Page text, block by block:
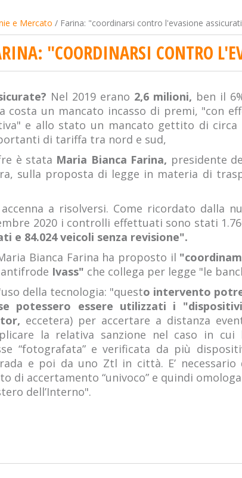
e Mercato / Farina: "coordinarsi contro l'evasione
"COORDINARSI CONTRO
Nel 2019 erano 2,6 milioni, ben il
costa un mancato incasso di premi, "con
e allo stato un mancato gettito di
di tariffa tra nord e sud,
è stata Maria Bianca Farina, presidente
sulla proposta di legge in materia di
a risolversi. Come ricordato dalla
2020 i controlli effettuati sono stati
e 84.024 veicoli senza revisione".
Bianca Farina ha proposto il
Ivass" che collega per legge "le
della tecnologia: "questo intervento
potessero essere utilizzati i
eccetera) per accertare a distanza
la relativa sanzione nel caso in
“fotografata” e verificata da più
e poi da uno Ztl in città. E’
di accertamento “univoco” e quindi
dell’Interno".